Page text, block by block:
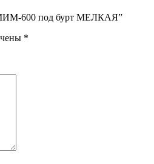
МИМ-600 под бурт МЕЛКАЯ”
*